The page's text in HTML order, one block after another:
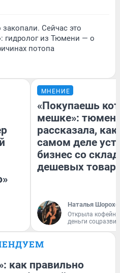
Сейчас это
гидролог из Тюмени — о
потопа
МНЕНИЕ
«Покупаешь
мешке»:
рассказала, как
самом деле
бизнес со
дешевых
Наталья
Открыла
деньги
как правильно